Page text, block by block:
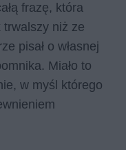
frazę, która
trwalszy niż ze
pisał o własnej
Miało to
w myśl którego